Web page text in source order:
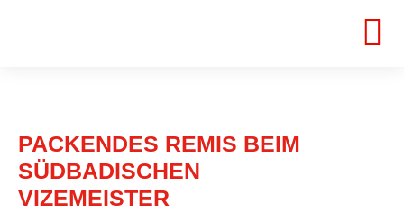
PACKENDES REMIS BEIM
SÜDBADISCHEN
VIZEMEISTER